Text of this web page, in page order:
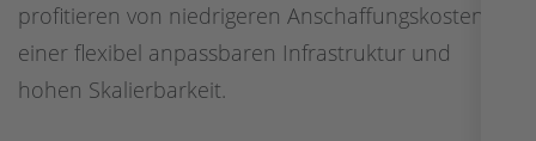
profitieren von niedrigeren Anschaffungskosten,
einer flexibel anpassbaren Infrastruktur und
hohen Skalierbarkeit.